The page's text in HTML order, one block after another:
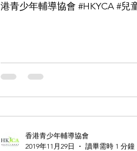
港青少年輔導協會 #HKYCA #兒
香港青少年輔導協會
2019年11月29日
讀畢需時 1 分鐘